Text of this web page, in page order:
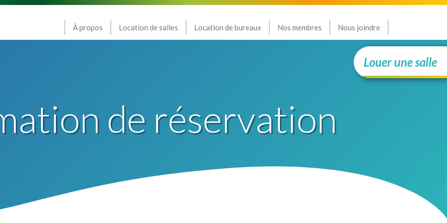
À propos Location de salles Location de bureaux Nos membres Nous joindre
Louer une salle
de réservation